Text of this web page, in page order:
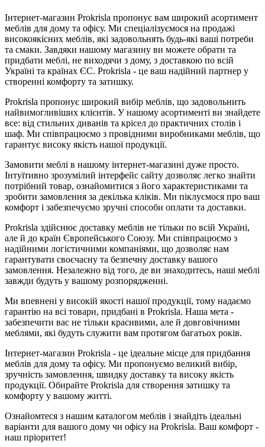
Інтернет-магазин Prokrisla пропонує вам широкий асортимент
меблів для дому та офісу. Ми спеціалізуємося на продажі
високоякісних меблів, які задовольнять будь-які ваші потреби
та смаки. Завдяки нашому магазину ви можете обрати та
придбати меблі, не виходячи з дому, з доставкою по всій
Україні та країнах ЄС. Prokrisla - це ваш надійний партнер у
створенні комфорту та затишку.
Prokrisla пропонує широкий вибір меблів, що задовольнить
найвимогливіших клієнтів. У нашому асортименті ви знайдете
все: від стильних диванів та крісел до практичних столів і
шаф. Ми співпрацюємо з провідними виробниками меблів, що
гарантує високу якість нашої продукції.
Замовити меблі в нашому інтернет-магазині дуже просто.
Інтуїтивно зрозумілий інтерфейс сайту дозволяє легко знайти
потрібний товар, ознайомитися з його характеристиками та
зробити замовлення за декілька кліків. Ми піклуємося про ваш
комфорт і забезпечуємо зручні способи оплати та доставки.
Prokrisla здійснює доставку меблів не тільки по всій Україні,
але й до країн Європейського Союзу. Ми співпрацюємо з
надійними логістичними компаніями, що дозволяє нам
гарантувати своєчасну та безпечну доставку вашого
замовлення. Незалежно від того, де ви знаходитесь, наші меблі
завжди будуть у вашому розпорядженні.
Ми впевнені у високій якості нашої продукції, тому надаємо
гарантію на всі товари, придбані в Prokrisla. Наша мета -
забезпечити вас не тільки красивими, але й довговічними
меблями, які будуть служити вам протягом багатьох років.
Інтернет-магазин Prokrisla - це ідеальне місце для придбання
меблів для дому та офісу. Ми пропонуємо великий вибір,
зручність замовлення, швидку доставку та високу якість
продукції. Обирайте Prokrisla для створення затишку та
комфорту у вашому житті.
Ознайомтеся з нашим каталогом меблів і знайдіть ідеальні
варіанти для вашого дому чи офісу на Prokrisla. Ваш комфорт -
наш пріоритет!